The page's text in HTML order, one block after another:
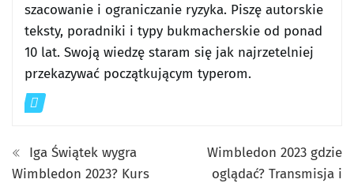
szacowanie i ograniczanie ryzyka. Piszę autorskie
teksty, poradniki i typy bukmacherskie od ponad
10 lat. Swoją wiedzę staram się jak najrzetelniej
przekazywać początkującym typerom.
Iga Świątek wygra
Wimbledon 2023? Kurs
Wimbledon 2023 gdzie
oglądać? Transmisja i